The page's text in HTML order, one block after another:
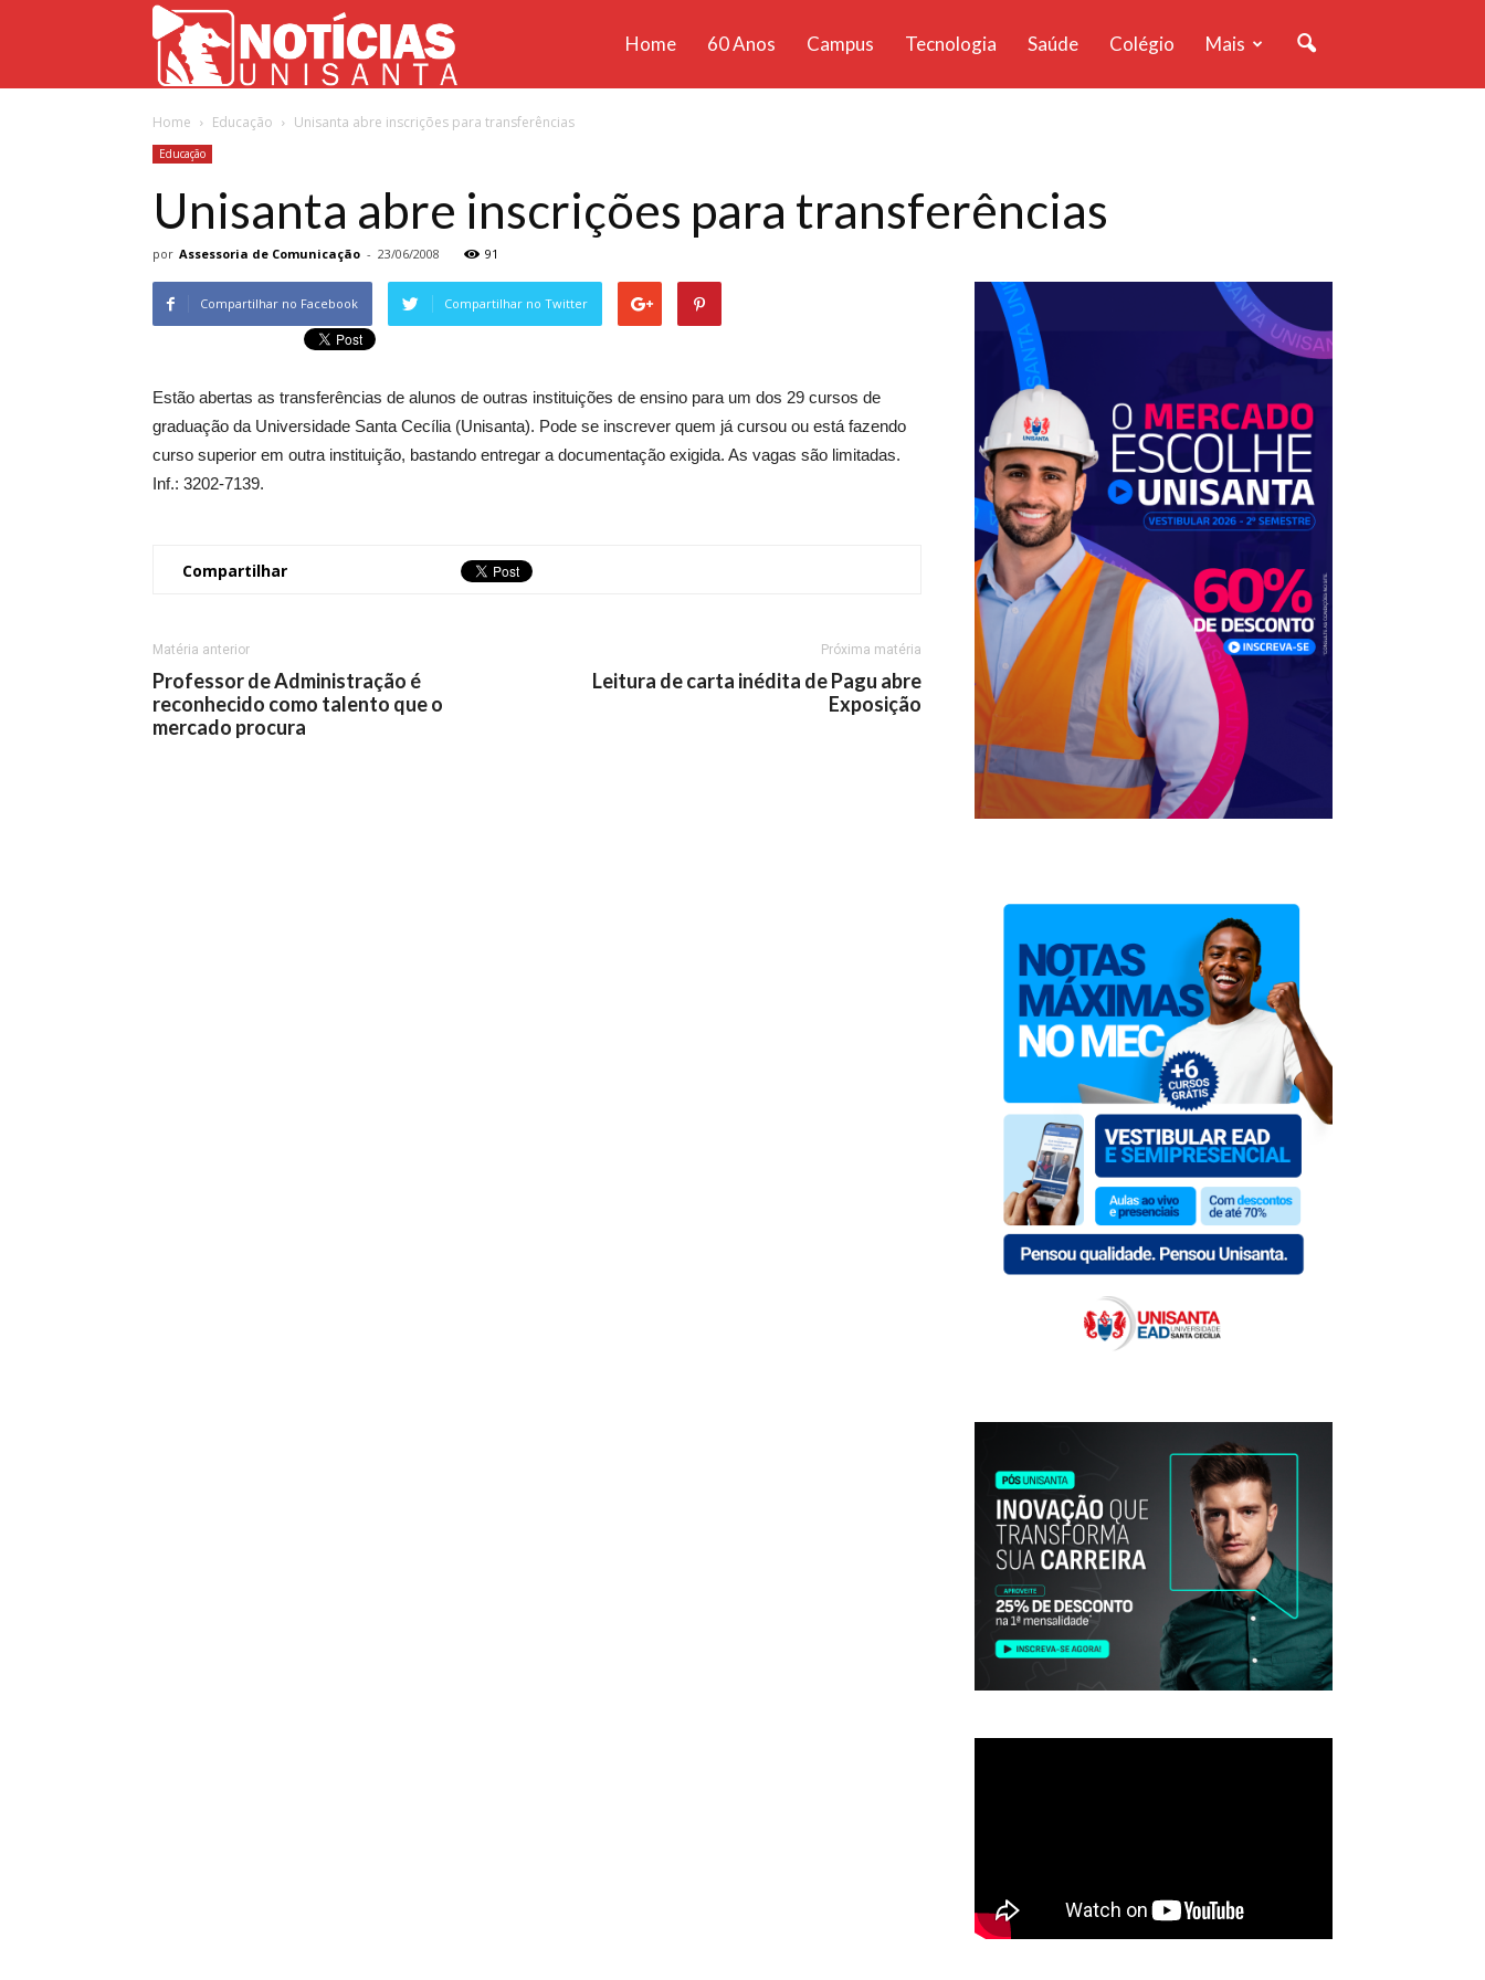
Unisanta
Home 60 Anos Campus Tecnologia Saúde Colégio Mais
Home Educação Unisanta abre inscrições para transferências
Educação
Unisanta abre inscrições para transferências
por Assessoria de Comunicação - 23/06/2008 91
Compartilhar no Facebook Compartilhar no Twitter
Estão abertas as transferências de alunos de outras instituições de ensino para um dos 29 cursos de
graduação da Universidade Santa Cecília (Unisanta). Pode se inscrever quem já cursou ou está fazendo
curso superior em outra instituição, bastando entregar a documentação exigida. As vagas são limitadas.
Inf.: 3202-7139.
Compartilhar
Matéria anterior
Professor de Administração é
reconhecido como talento que o
mercado procura
Próxima matéria
Leitura de carta inédita de Pagu abre
Exposição